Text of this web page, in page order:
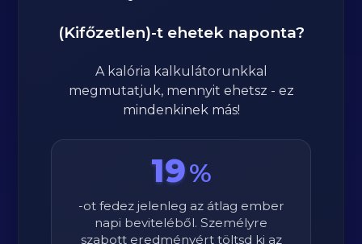
(Kifőzetlen)-t ehetek naponta?
A kalória kalkulátorunkkal
megmutatjuk, mennyit ehetsz - ez
mindenkinek más!
19%
-ot fedez jelenleg az átlag ember
napi beviteléből. Személyre
szabott eredményért töltsd ki az